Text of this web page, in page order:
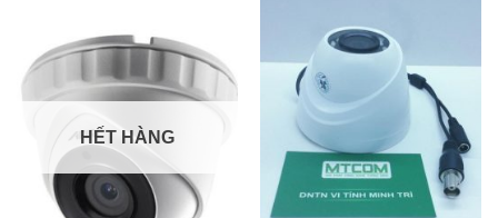
HẾT HÀNG